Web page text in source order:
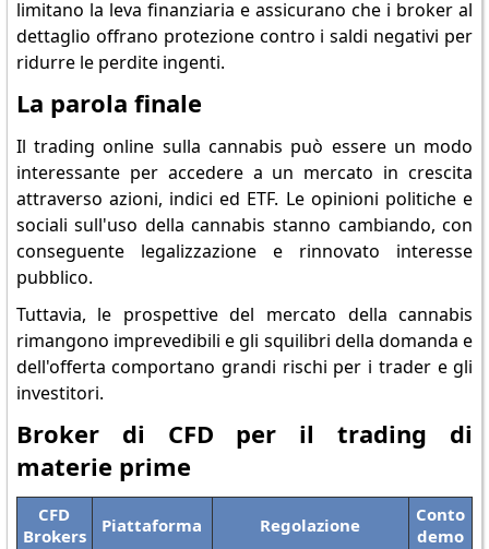
limitano la leva finanziaria e assicurano che i broker al
dettaglio offrano protezione contro i saldi negativi per
ridurre le perdite ingenti.
La parola finale
Il trading online sulla cannabis può essere un modo
interessante per accedere a un mercato in crescita
attraverso azioni, indici ed ETF. Le opinioni politiche e
sociali sull'uso della cannabis stanno cambiando, con
conseguente legalizzazione e rinnovato interesse
pubblico.
Tuttavia, le prospettive del mercato della cannabis
rimangono imprevedibili e gli squilibri della domanda e
dell'offerta comportano grandi rischi per i trader e gli
investitori.
Broker di CFD per il trading di
materie prime
CFD
Brokers
Piattaforma Regolazione
Conto
demo